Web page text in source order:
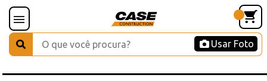
Usar Foto